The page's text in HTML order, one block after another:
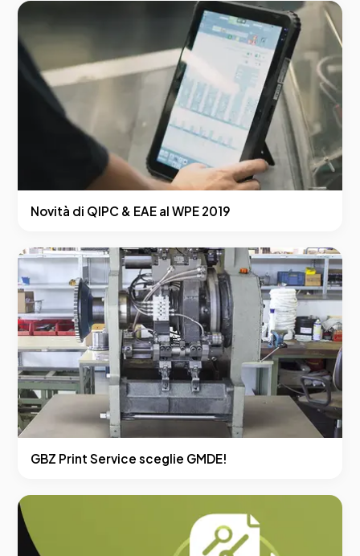
Novità di QIPC & EAE al WPE 2019
GBZ Print Service sceglie GMDE!